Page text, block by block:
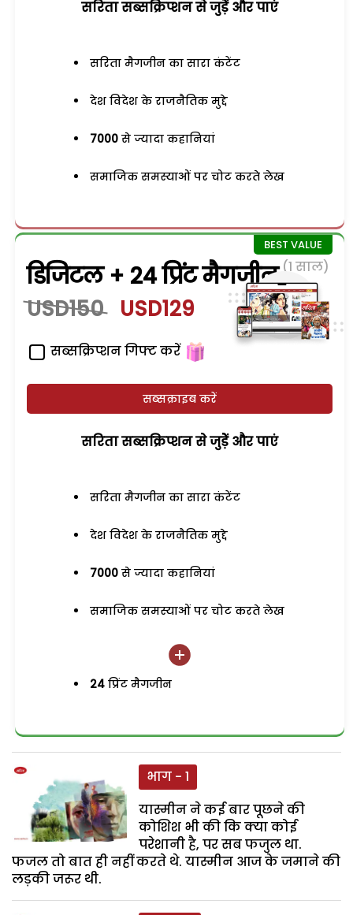
सरिता सब्सक्रिप्शन से जुड़ेें और पाएं
सरिता मैगजीन का सारा कंटेंट
देश विदेश के राजनैतिक मुद्दे
7000 से ज्यादा कहानियां
समाजिक समस्याओं पर चोट करते लेख
डिजिटल + 24 प्रिंट मैगजीन (1 साल)
USD150 USD129
सब्सक्रिप्शन गिफ्ट करें
सब्सक्राइब करें
सरिता सब्सक्रिप्शन से जुड़ेें और पाएं
सरिता मैगजीन का सारा कंटेंट
देश विदेश के राजनैतिक मुद्दे
7000 से ज्यादा कहानियां
समाजिक समस्याओं पर चोट करते लेख
24 प्रिंट मैगजीन
भाग - 1
यास्मीन ने कई बार पूछने की
कोशिश भी की कि क्या कोई
परेशानी है, पर सब फजुल था.
फजल तो बात ही नहीं करते थे. यास्मीन आज के जमाने की
लड़की जरूर थी.